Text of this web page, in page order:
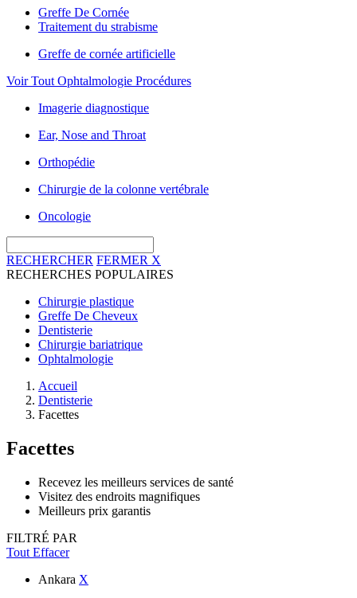
Greffe De Cornée
Traitement du strabisme
Greffe de cornée artificielle
Voir Tout Ophtalmologie Procédures
Imagerie diagnostique
Ear, Nose and Throat
Orthopédie
Chirurgie de la colonne vertébrale
Oncologie
RECHERCHER FERMER X
RECHERCHES POPULAIRES
Chirurgie plastique
Greffe De Cheveux
Dentisterie
Chirurgie bariatrique
Ophtalmologie
Accueil
Dentisterie
Facettes
Facettes
Recevez les meilleurs services de santé
Visitez des endroits magnifiques
Meilleurs prix garantis
FILTRÉ PAR
Tout Effacer
Ankara X